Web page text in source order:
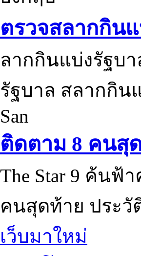
ตรวจสลากกิน
ลากกินแบ่งรัฐบ
รัฐบาล สลากกิน
San
ติดตาม 8 คนสุด
The Star 9 ค้นฟ้
คนสุดท้าย ประวั
เว็บมาใหม่